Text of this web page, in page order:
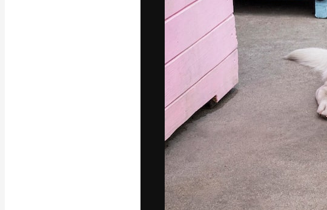
日本語
Copyright © 2010-2026Freepik